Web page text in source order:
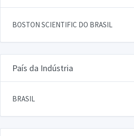
BOSTON SCIENTIFIC DO BRASIL
País da Indústria
BRASIL